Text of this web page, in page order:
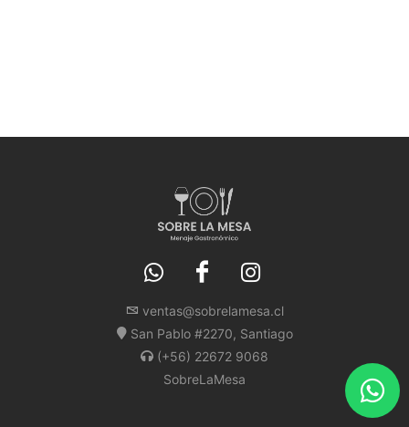
ventas@sobrelamesa.cl
San Pablo #2270, Santiago
(+56) 22672 9068
SobreLaMesa